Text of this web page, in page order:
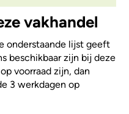
vakhandel
onderstaande lijst geeft
beschikbaar zijn bij deze
voorraad zijn, dan
3 werkdagen op